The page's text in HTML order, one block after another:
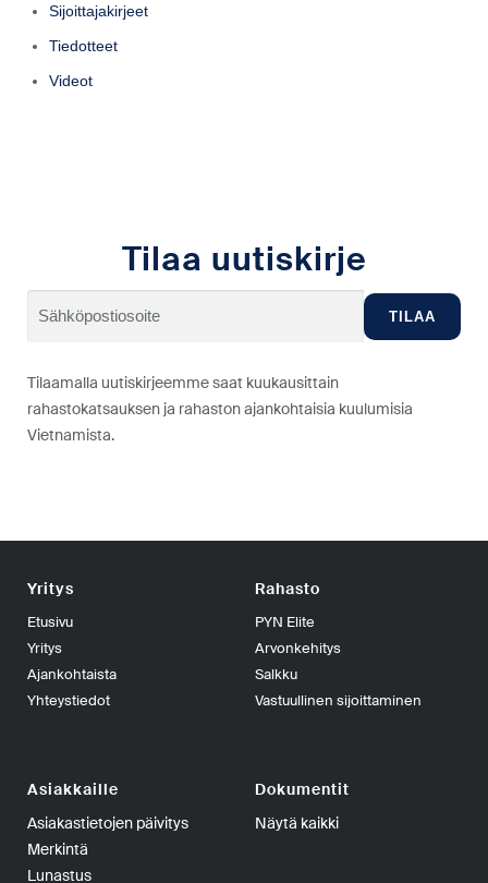
Sijoittajakirjeet
Tiedotteet
Videot
Tilaa uutiskirje
Tilaamalla uutiskirjeemme saat kuukausittain
rahastokatsauksen ja rahaston ajankohtaisia kuulumisia
Vietnamista.
Yritys
Etusivu
Yritys
Ajankohtaista
Yhteystiedot
Rahasto
PYN Elite
Arvonkehitys
Salkku
Vastuullinen sijoittaminen
Asiakkaille
Asiakastietojen päivitys
Merkintä
Lunastus
Dokumentit
Näytä kaikki